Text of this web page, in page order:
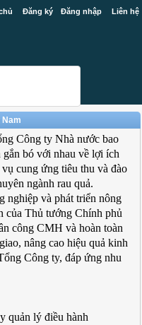
Đăng ký Đăng nhập Liên hệ
Công ty Nhà nước bao
bó với nhau về lợi ích
cung ứng tiêu thu và đào
ngành rau quả.
nghiệp và phát triển nông
của Thủ tướng Chính phủ
công CMH và hoàn toàn
nâng cao hiệu quả kinh
Công ty, đáp ứng nhu
quản lý điều hành